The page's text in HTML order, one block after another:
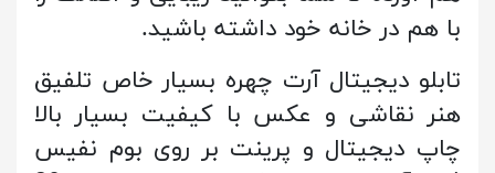
با هم در خانه خود داشته باشید.
تابلو دیجیتال آرت چهره بسیار خاص تلفیق
هنر نقاشی و عکس با کیفیت بسیار بالا
چاپ دیجیتال و پرینت بر روی بوم نفیس